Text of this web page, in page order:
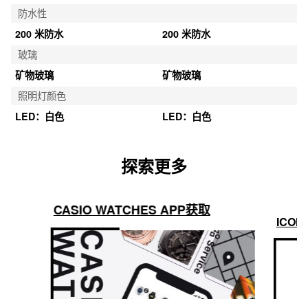
防水性
200 米防水
200 米防水
玻璃
矿物玻璃
矿物玻璃
照明灯颜色
LED：白色
LED：白色
探索更多
CASIO WATCHES APP获取